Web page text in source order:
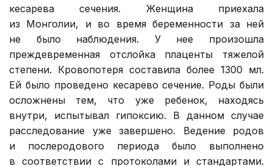
кесарева сечения. Женщина приехала
из Монголии, и во время беременности за ней
не было наблюдения. У нее произошла
преждевременная отслойка плаценты тяжелой
степени. Кровопотеря составила более 1300 мл.
Ей было проведено кесарево сечение. Роды были
осложнены тем, что уже ребенок, находясь
внутри, испытывал гипоксию. В данном случае
расследование уже завершено. Ведение родов
и послеродового периода было выполнено
в соответствии с протоколами и стандартами.